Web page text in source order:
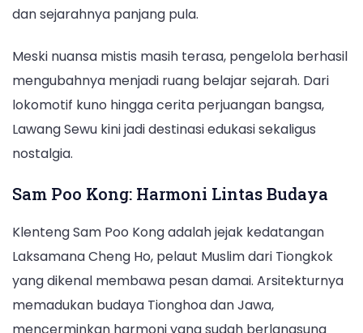
dan sejarahnya panjang pula.
Meski nuansa mistis masih terasa, pengelola berhasil
mengubahnya menjadi ruang belajar sejarah. Dari
lokomotif kuno hingga cerita perjuangan bangsa,
Lawang Sewu kini jadi destinasi edukasi sekaligus
nostalgia.
Sam Poo Kong: Harmoni Lintas Budaya
Klenteng Sam Poo Kong adalah jejak kedatangan
Laksamana Cheng Ho, pelaut Muslim dari Tiongkok
yang dikenal membawa pesan damai. Arsitekturnya
memadukan budaya Tionghoa dan Jawa,